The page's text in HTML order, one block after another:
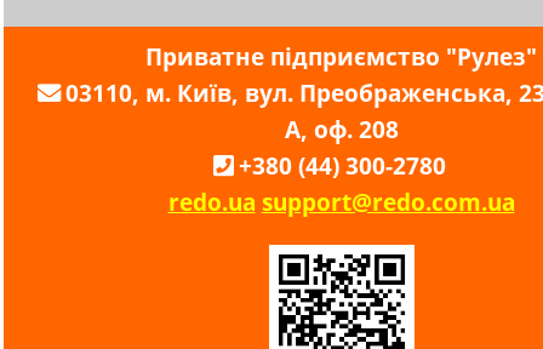
Приватне підприємство "Рулез"
03110, м. Київ, вул. Преображенська,
А, оф. 208
+380 (44) 300-2780
redo.ua support@redo.com.ua